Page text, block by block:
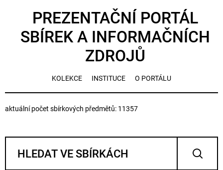
PREZENTAČNÍ PORTÁL
SBÍREK A INFORMAČNÍCH
ZDROJŮ
KOLEKCE INSTITUCE O PORTÁLU
aktuální počet sbírkových předmětů: 11357